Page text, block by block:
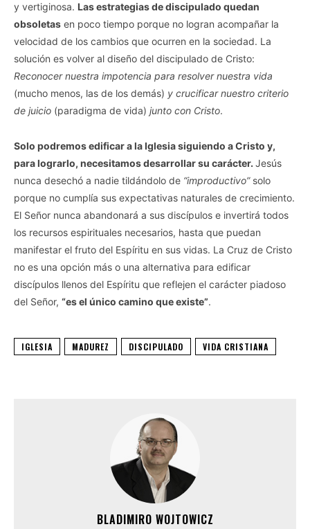
y vertiginosa. Las estrategias de discipulado quedan
obsoletas en poco tiempo porque no logran acompañar la
velocidad de los cambios que ocurren en la sociedad. La
solución es volver al diseño del discipulado de Cristo:
Reconocer nuestra impotencia para resolver nuestra vida
(mucho menos, las de los demás) y crucificar nuestro criterio
de juicio (paradigma de vida) junto con Cristo.
Solo podremos edificar a la Iglesia siguiendo a Cristo y,
para lograrlo, necesitamos desarrollar su carácter. Jesús
nunca desechó a nadie tildándolo de “improductivo”solo
porque no cumplía sus expectativas naturales de crecimiento.
El Señor nunca abandonará a sus discípulos e invertirá todos
los recursos espirituales necesarios, hasta que puedan
manifestar el fruto del Espíritu en sus vidas. La Cruz de Cristo
no es una opción más o una alternativa para edificar
discípulos llenos del Espíritu que reflejen el carácter piadoso
del Señor, “es el único camino que existe”.
IGLESIA MADUREZ DISCIPULADO VIDA CRISTIANA
BLADIMIRO WOJTOWICZ